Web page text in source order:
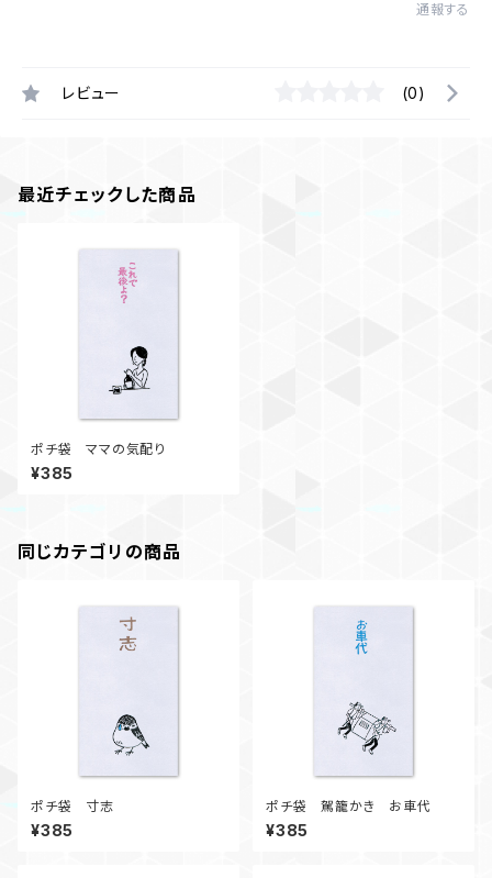
通報する
レビュー (0)
最近チェックした商品
ポチ袋 ママの気配り
¥385
同じカテゴリの商品
ポチ袋 寸志
¥385
ポチ袋 駕籠かき お車代
¥385